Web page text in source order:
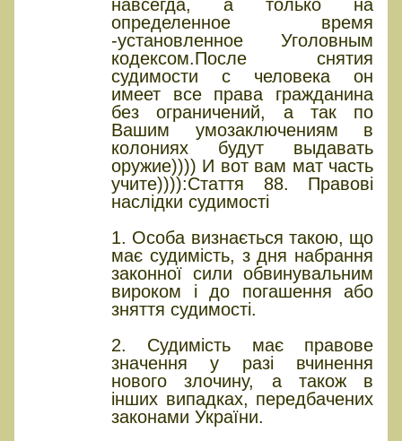
навсегда, а только на
определенное время
-установленное Уголовным
кодексом.После снятия
судимости с человека он
имеет все права гражданина
без ограничений, а так по
Вашим умозаключениям в
колониях будут выдавать
оружие)))) И вот вам мат часть
учите)))):Стаття 88. Правові
наслідки судимості
1. Особа визнається такою, що
має судимість, з дня набрання
законної сили обвинувальним
вироком і до погашення або
зняття судимості.
2. Судимість має правове
значення у разі вчинення
нового злочину, а також в
інших випадках, передбачених
законами України.